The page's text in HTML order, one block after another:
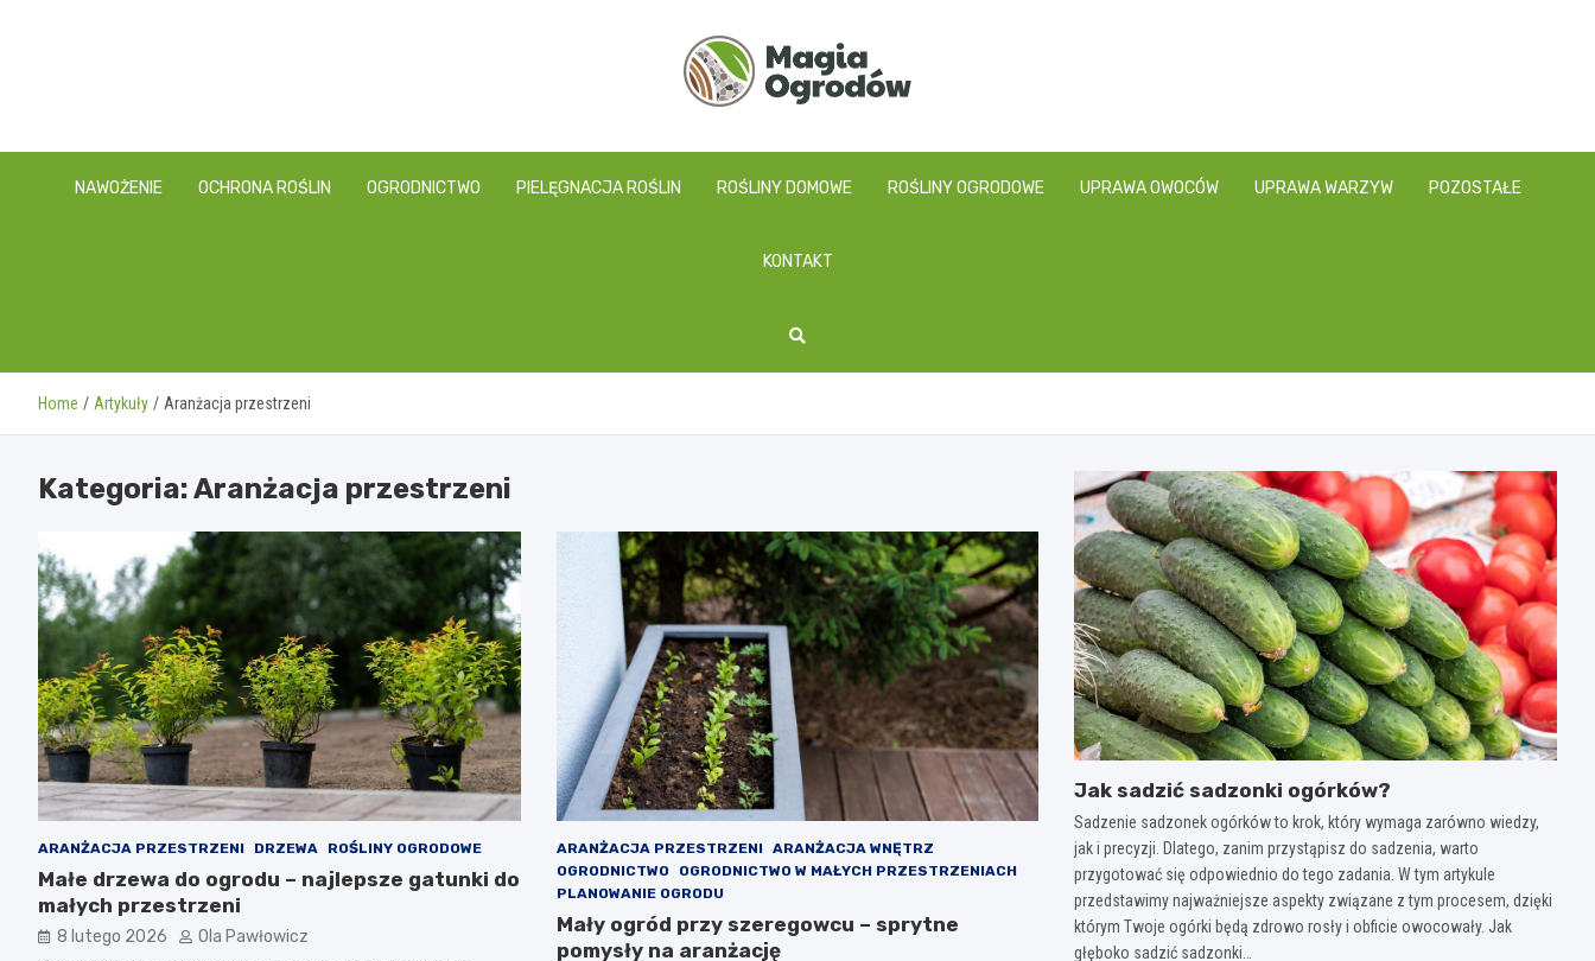
magiaogrodow.pl
NAWOŻENIE OCHRONA ROŚLIN OGRODNICTWO PIELĘGNACJA ROŚLIN ROŚLINY DOMOWE ROŚLINY OGRODOWE UPRAWA OWOCÓW UPRAWA WARZYW POZOSTAŁE
KONTAKT
Home Artykuły Aranżacja przestrzeni
Kategoria:Aranżacja przestrzeni
ARANŻACJA PRZESTRZENI DRZEWA ROŚLINY OGRODOWE
Małe drzewa do ogrodu – najlepsze gatunki do
małych przestrzeni
8 lutego 2026 Ola Pawłowicz
ARANŻACJA PRZESTRZENI
ARANŻACJA WNĘTRZ
OGRODNICTWO
OGRODNICTWO W MAŁYCH PRZESTRZENIACH
PLANOWANIE OGRODU
Mały ogród przy szeregowcu – sprytne
pomysły na aranżację
Jak sadzić sadzonki ogórków?
Sadzenie sadzonek ogórków to krok, który wymaga zarówno wiedzy,
jak i precyzji. Dlatego, zanim przystąpisz do sadzenia, warto
przygotować się odpowiednio do tego zadania. W tym artykule
przedstawimy najważniejsze aspekty związane z tym procesem, dzięki
którym Twoje ogórki będą zdrowo rosły i obficie owocowały. Jak
głęboko sadzić sadzonki…